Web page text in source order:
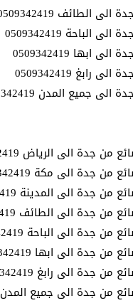
0509342419
0509342419
0509342419
0509342419
المدن 0509342419
جدة الى الرياض 0509342419
جدة الى مكة 0509342419
الى المدينة 0509342419
جدة الى الطائف 0509342419
الى الباحة 0509342419
الى ابها 0509342419
الى رابغ 0509342419
من جدة الى جميع المدن